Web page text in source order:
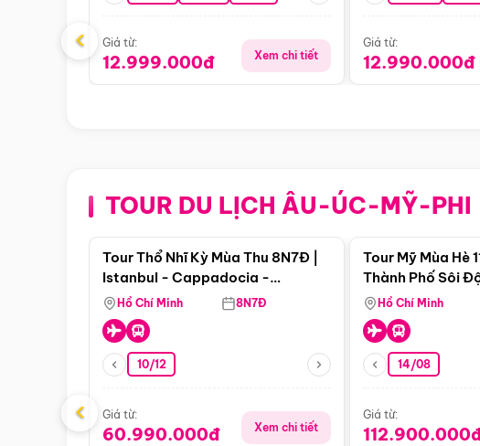
Giá từ:
12.999.000đ Xem chi tiết
Giá từ:
12.990.000đ
‹
TOUR DU LỊCH ÂU-ÚC-MỸ-PHI
Điểm nổi bật
Tour Thổ Nhĩ Kỳ Mùa Thu 8N7Đ |
Istanbul - Cappadocia -
Pamukkale
Hồ Chí Minh 8N7Đ
10/12
Giá từ:
60.990.000đ Xem chi tiết
Tour Mỹ Mùa Hè
Thành Phố Sôi
Thiên Nhiên Mỹ
Hồ Chí Minh
14/08
Giá từ:
‹